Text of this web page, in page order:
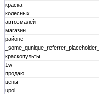
краска
колесных
автоэмалей
магазин
районе
_some_qunique_referrer_placeholder_
краскопульты
1w
продаю
цены
upol